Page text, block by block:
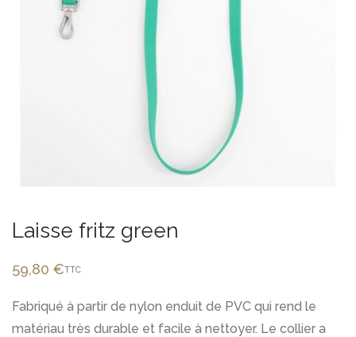
Laisse fritz green
59,80 €TTC
Fabriqué à partir de nylon enduit de PVC qui rend le
matériau très durable et facile à nettoyer. Le collier a